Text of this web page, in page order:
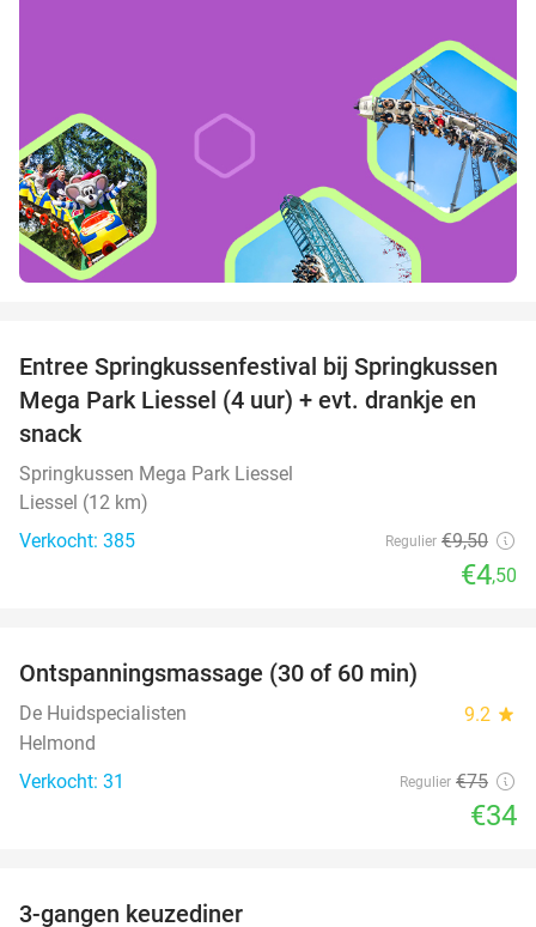
53%
Entree Springkussenfestival bij Springkussen
Mega Park Liessel (4 uur) + evt. drankje en
snack
Springkussen Mega Park Liessel
Liessel (12 km)
Verkocht: 385
Regulier €9,50
€4,50
Ontspanningsmassage (30 of 60 min)
De Huidspecialisten 9.2 star
Helmond
Verkocht: 31
Regulier €75
€34
3-gangen keuzediner